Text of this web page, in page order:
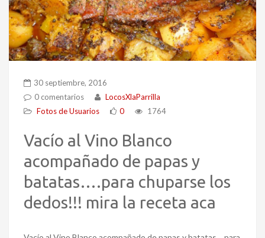
30 septiembre, 2016
0 comentarios
LocosXlaParrilla
Fotos de Usuarios
0 1764
Vacío al Vino Blanco
acompañado de papas y
batatas….para chuparse los
dedos!!! mira la receta aca